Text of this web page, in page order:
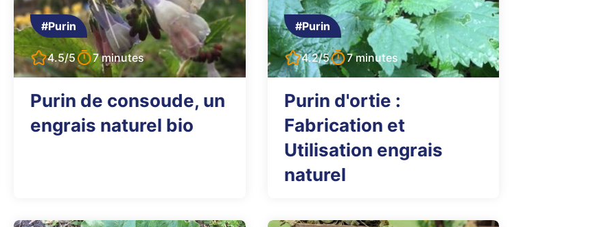
#Purin
4.5/5 7 minutes
Purin de consoude, un
engrais naturel bio
#Purin
4.2/5 7 minutes
Purin d'ortie :
Fabrication et
Utilisation engrais
naturel